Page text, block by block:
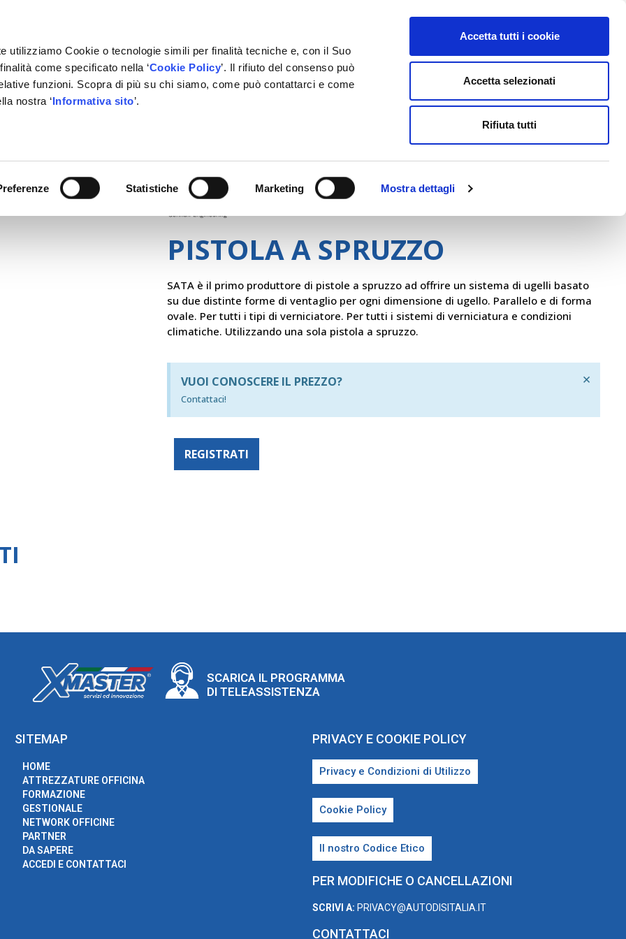
utilizziamo Cookie o tecnologie simili per finalità tecniche e, con il Suo
come specificato nella ‘Cookie Policy’. Il rifiuto del consenso può
funzioni. Scopra di più su chi siamo, come può contattarci e come
nostra ‘Informativa sito’.
Statistiche Marketing Mostra dettagli
Accetta tutti i cookie
Accetta selezionati
Rifiuta tutti
ACCEDI E CONTATTACI
PISTOLA A SPRUZZO
SATA è il primo produttore di pistole a spruzzo ad offrire un sistema di ugelli basato
su due distinte forme di ventaglio per ogni dimensione di ugello. Parallelo e di forma
ovale. Per tutti i tipi di verniciatore. Per tutti i sistemi di verniciatura e condizioni
climatiche. Utilizzando una sola pistola a spruzzo.
VUOI CONOSCERE IL PREZZO?
Contattaci!
×
REGISTRATI
SCARICA IL PROGRAMMA
DI TELEASSISTENZA
SITEMAP
HOME
ATTREZZATURE OFFICINA
FORMAZIONE
GESTIONALE
NETWORK OFFICINE
PARTNER
DA SAPERE
ACCEDI E CONTATTACI
PRIVACY E COOKIE POLICY
Privacy e Condizioni di Utilizzo
Cookie Policy
Il nostro Codice Etico
PER MODIFICHE O CANCELLAZIONI
SCRIVI A: PRIVACY@AUTODISITALIA.IT
CONTATTACI